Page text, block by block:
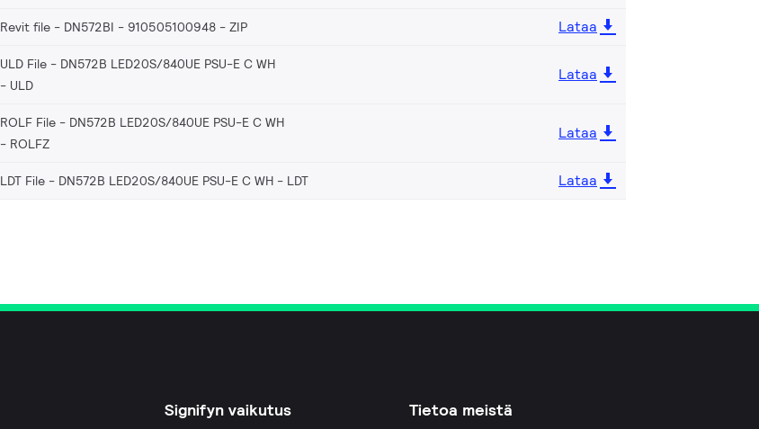
Revit file - DN572BI - 910505100948 ZIP Lataa
ULD File - DN572B LED20S/840UE PSU-E C WH
ULD
Lataa
ROLF File - DN572B LED20S/840UE PSU-E C WH
ROLFZ
Lataa
LDT File - DN572B LED20S/840UE PSU-E C WH LDT Lataa
Signifyn vaikutus Tietoa meistä